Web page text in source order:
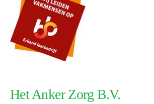
Het Anker Zorg B.V.